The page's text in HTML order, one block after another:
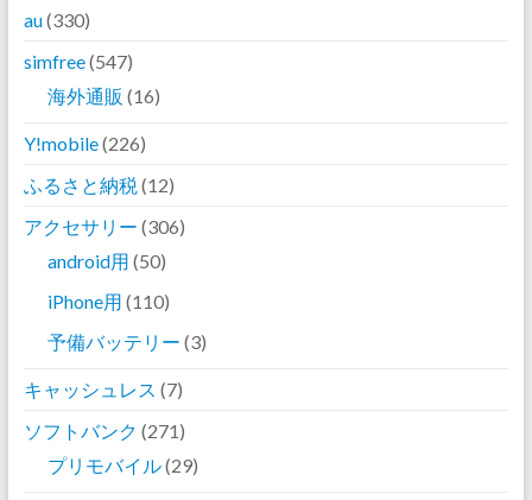
au(330)
simfree(547)
海外通販 (16)
Y!mobile(226)
ふるさと納税(12)
アクセサリー (306)
android用 (50)
iPhone用 (110)
予備バッテリー (3)
キャッシュレス (7)
ソフトバンク (271)
プリモバイル(29)